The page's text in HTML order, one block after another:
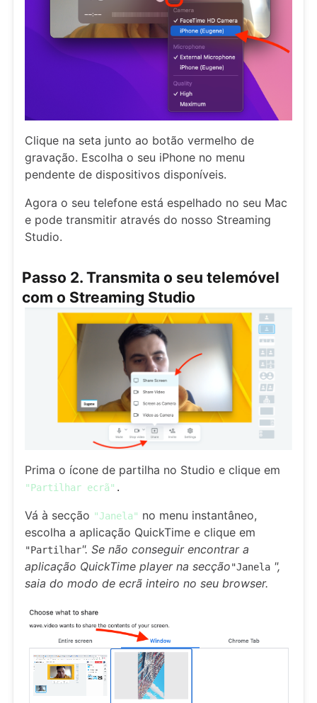
Clique na seta junto ao botão vermelho de
gravação. Escolha o seu iPhone no menu
pendente de dispositivos disponíveis.
Agora o seu telefone está espelhado no seu Mac
e pode transmitir através do nosso Streaming
Studio.
Passo 2. Transmita o seu telemóvel
com o Streaming Studio
Prima o ícone de partilha no Studio e clique em
"Partilhar ecrã" .
Vá à secção "Janela" no menu instantâneo,
escolha a aplicação QuickTime e clique em
"Partilhar". Se não conseguir encontrar a
aplicação QuickTime player na secção"Janela ",
saia do modo de ecrã inteiro no seu browser.